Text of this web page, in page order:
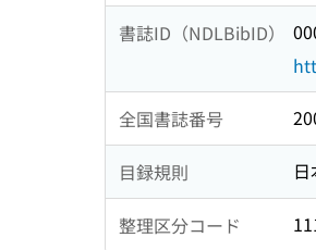
書誌ID（NDLBibID）
全国書誌番号
目録規則
整理区分コード